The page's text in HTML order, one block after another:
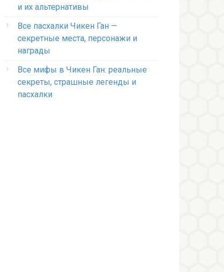
и их альтернативы
Все пасхалки Чикен Ган —
секретные места, персонажи и
награды
Все мифы в Чикен Ган: реальные
секреты, страшные легенды и
пасхалки